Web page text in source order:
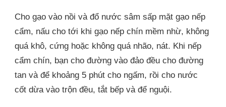
Cho gạo vào nồi và đổ nước sâm sấp mặt gạo nếp
cẩm, nấu cho tới khi gạo nếp chín mềm nhừ, không
quá khô, cứng hoặc không quá nhão, nát. Khi nếp
cẩm chín, bạn cho đường vào đảo đều cho đường
tan và để khoảng 5 phút cho ngấm, rồi cho nước
cốt dừa vào trộn đều, tắt bếp và để nguội.